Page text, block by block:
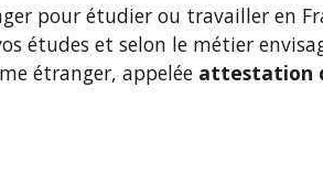
pour étudier ou travailler en
études et selon le métier
étranger, appelée attestation